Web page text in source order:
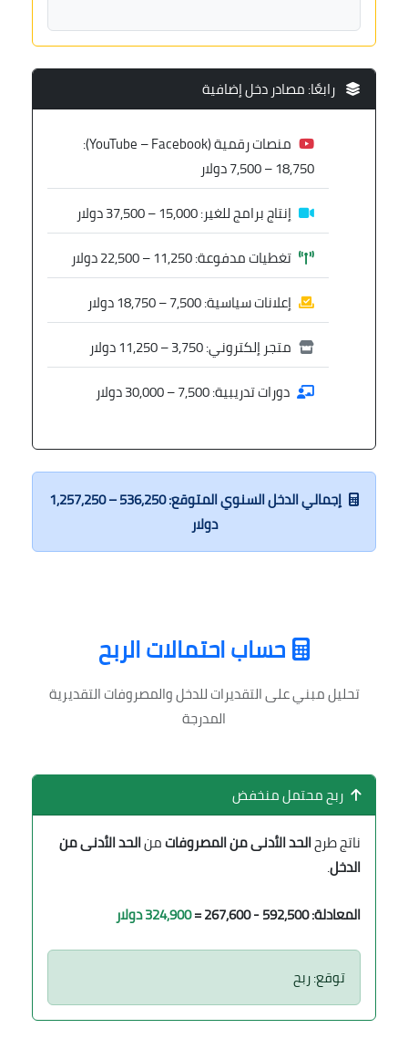
رابعًا: مصادر دخل إضافية
منصات رقمية (YouTube – Facebook):
7,500 – 18,750 دولار
إنتاج برامج للغير: 15,000 – 37,500 دولار
تغطيات مدفوعة: 11,250 – 22,500 دولار
إعلانات سياسية: 7,500 – 18,750 دولار
متجر إلكتروني: 3,750 – 11,250 دولار
دورات تدريبية: 7,500 – 30,000 دولار
إجمالي الدخل السنوي المتوقع: 536,250 – 1,257,250
دولار
حساب احتمالات الربح
تحليل مبني على التقديرات للدخل والمصروفات التقديرية
المدرجة
ربح محتمل منخفض
ناتج طرحالحد الأدنى من المصروفاتمنالحد الأدنى من
الدخل.
المعادلة: 592,500 - 267,600 =
324,900 دولار
توقع: ربح